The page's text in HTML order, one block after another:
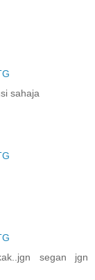
sahaja
segan jgn